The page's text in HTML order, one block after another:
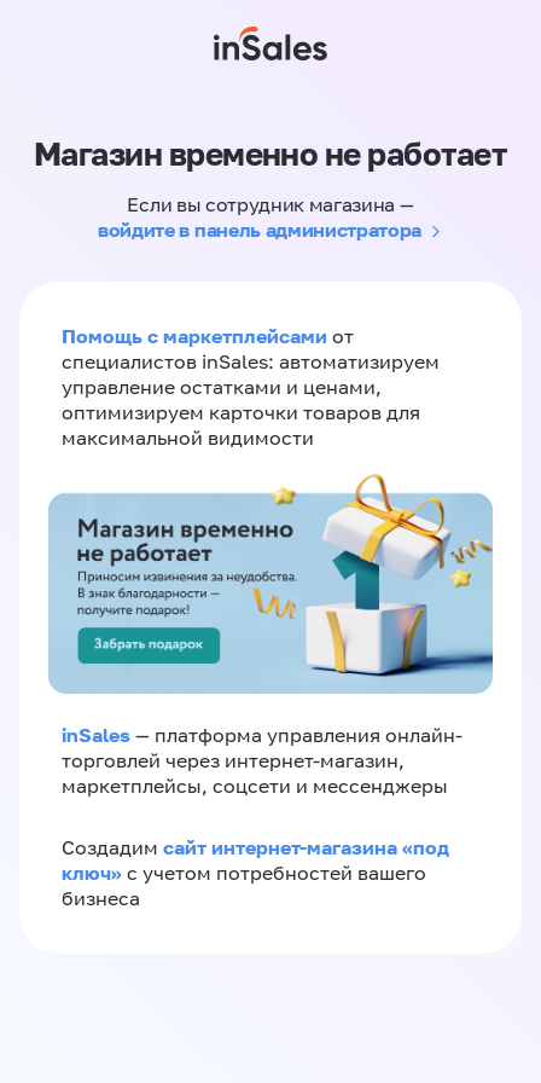
Магазин временно не работает
Если вы сотрудник магазина —
войдите в панель администратора
Помощь с маркетплейсами от
специалистов inSales: автоматизируем
управление остатками и ценами,
оптимизируем карточки товаров для
максимальной видимости
inSales — платформа управления онлайн-
торговлей через интернет-магазин,
маркетплейсы, соцсети и мессенджеры
Создадим сайт интернет-магазина «под
ключ» с учетом потребностей вашего
бизнеса